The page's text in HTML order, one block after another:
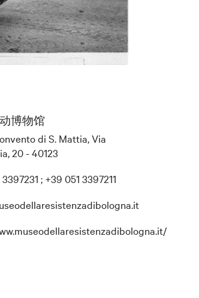
博物馆
di S. Mattia, Via
20 - 40123
; +39 051 3397211